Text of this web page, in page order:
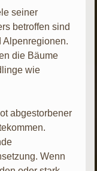
seiner
betroffen sind
Alpenregionen.
die Bäume
wie
abgestorbener
Wenn